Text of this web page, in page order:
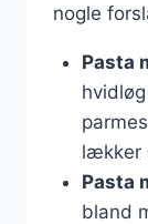
nogle
Pasta
lækker
Pasta
bland